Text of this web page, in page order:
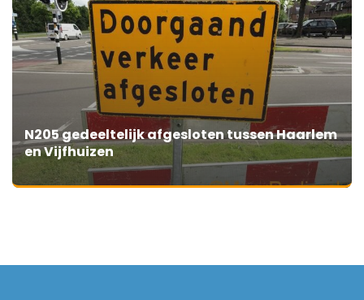
N205 gedeeltelijk afgesloten tussen Haarlem
en Vijfhuizen